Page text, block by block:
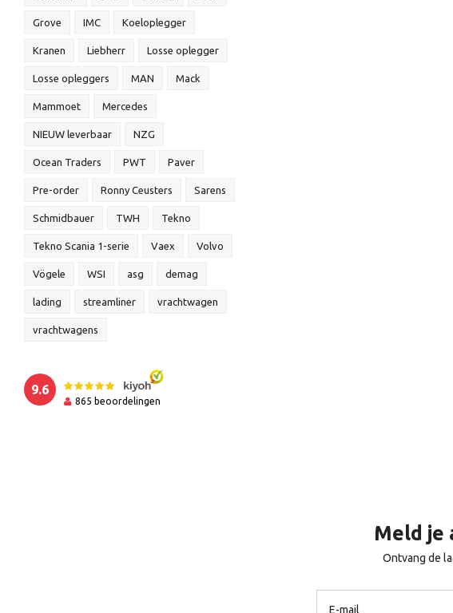
Grove IMC Koeloplegger
Kranen Liebherr Losse oplegger
Losse opleggers MAN Mack
Mammoet Mercedes
NIEUW leverbaar NZG
Ocean Traders PWT Paver
Pre-order Ronny Ceusters Sarens
Schmidbauer TWH Tekno
Tekno Scania 1-serie Vaex Volvo
Vögele WSI asg demag
lading streamliner vrachtwagen
vrachtwagens
9.6
865 beoordelingen
Meld je
Ontvang de